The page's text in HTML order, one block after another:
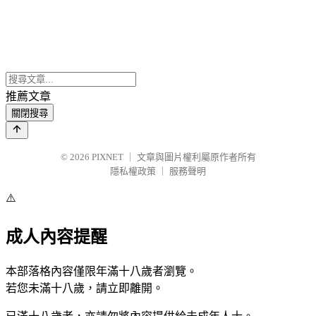
推薦文章
關閉搜尋
© 2026 PIXNET
文章與圖片權利屬原作者所有
隱私權政策
服務聲明
⚠️
成人內容提醒
本部落格內容僅限年滿十八歲者瀏覽。
若您未滿十八歲，請立即離開。